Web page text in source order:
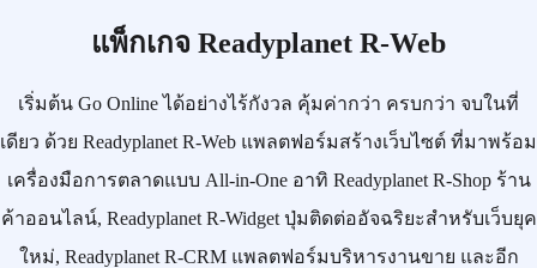
แพ็กเกจ Readyplanet R-Web
เริ่มต้น Go Onlineได้อย่างไร้กังวล คุ้มค่ากว่า ครบกว่า จบในที่
เดียว ด้วย Readyplanet R-Web แพลตฟอร์มสร้างเว็บไซต์ ที่มาพร้อม
เครื่องมือการตลาดแบบ All-in-Oneอาทิ Readyplanet R-Shopร้าน
ค้าออนไลน์, Readyplanet R-Widgetปุ่มติดต่ออัจฉริยะสำหรับเว็บยุค
ใหม่, Readyplanet R-CRMแพลตฟอร์มบริหารงานขาย และอีก